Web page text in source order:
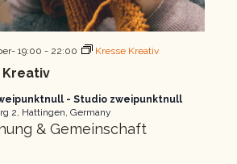
Kreativ
19:00 - 22:00 Kresse Kreativ
- Studio zweipunktnull
2, Hattingen, Germany
& Gemeinschaft